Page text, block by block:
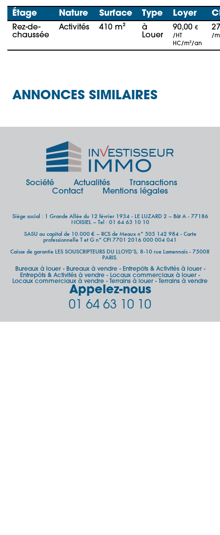
Étage Nature Surface Type Loyer
Rez-de-
chaussée
Activités 410 m²
à
Louer
90,00 €
/HT
HC/m²/an
/
ANNONCES SIMILAIRES
Société Actualités
Transactions
Contact
Mentions légales
Siège social : 1 Grande Allée du 12 février 1934 - LE LUZARD 2 – Bât A - 77186
NOISIEL – Tel : 01 64 63 10 10
SASU au capital de 10.000 € – RCS de Meaux n° 505 142 984 - Carte
professionnelle T et G n° CPI 7701 2016 000 004 041
Caisse de garantie LES SOUSCRIPTEURS DU LLOYD’S, 8-10 rue Lamennais - 75008
PARIS.
Bureaux à louer- Bureaux à vendre- Entrepôts & Activités à louer-
Entrepôts & Activités à vendre - Locaux commerciaux à louer -
Locaux commerciaux à vendre - Terrains à louer - Terrains à vendre
Appelez-nous
01 64 63 10 10